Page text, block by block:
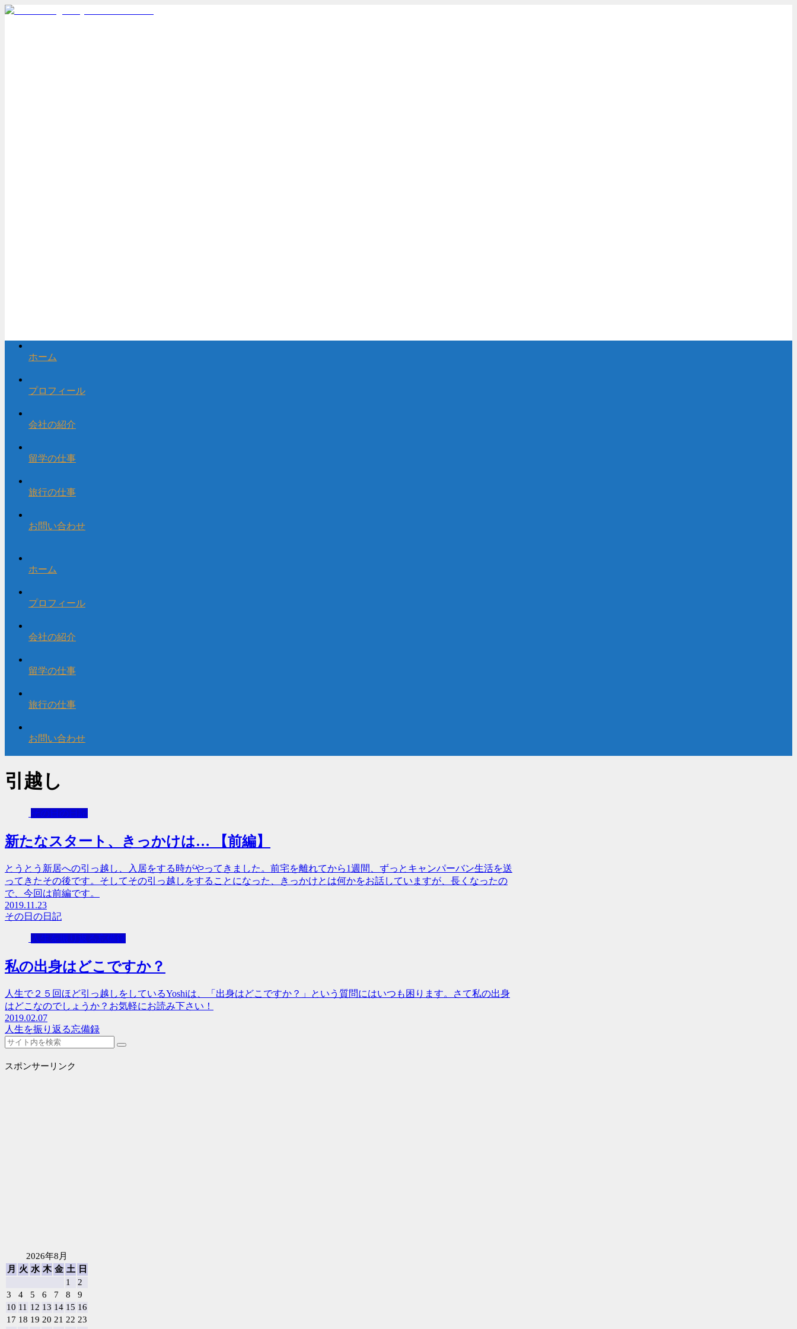
ホーム
プロフィール
会社の紹介
留学の仕事
旅行の仕事
お問い合わせ
ホーム
プロフィール
会社の紹介
留学の仕事
旅行の仕事
お問い合わせ
引越し
その日の日記
新たなスタート、きっかけは… 【前編】
とうとう新居への引っ越し、入居をする時がやってきました。前宅を離れてから1週間、ずっとキャンパーバン生活を送
ってきたその後です。そしてその引っ越しをすることになった、きっかけとは何かをお話していますが、長くなったの
で、今回は前編です。
2019.11.23
その日の日記
人生を振り返る忘備録
私の出身はどこですか？
人生で２５回ほど引っ越しをしているYoshiは、「出身はどこですか？」という質問にはいつも困ります。さて私の出身
はどこなのでしょうか？お気軽にお読み下さい！
2019.02.07
人生を振り返る忘備録
スポンサーリンク
2026年8月
月
火 水 木 金 土
日
1
2
3
4 5 6 7 8
9
10 11 12 13 14 15 16
17 18 19 20 21 22 23